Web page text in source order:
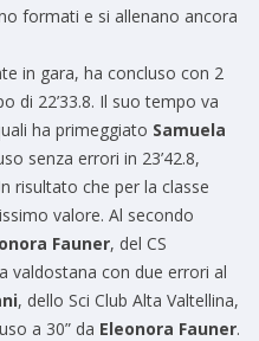
formati e si allenano ancora
in gara, ha concluso con 2
di 22’33.8. Il suo tempo va
ha primeggiato Samuela
senza errori in 23’42.8,
risultato che per la classe
valore. Al secondo
Fauner, del CS
valdostana con due errori al
, dello Sci Club Alta Valtellina,
a 30” da Eleonora Fauner.